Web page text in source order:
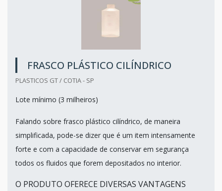
FRASCO PLÁSTICO CILÍNDRICO
PLASTICOS GT / COTIA - SP
Lote mínimo (3 milheiros)
Falando sobre frasco plástico cilíndrico, de maneira
simplificada, pode-se dizer que é um item intensamente
forte e com a capacidade de conservar em segurança
todos os fluidos que forem depositados no interior.
O PRODUTO OFERECE DIVERSAS VANTAGENS